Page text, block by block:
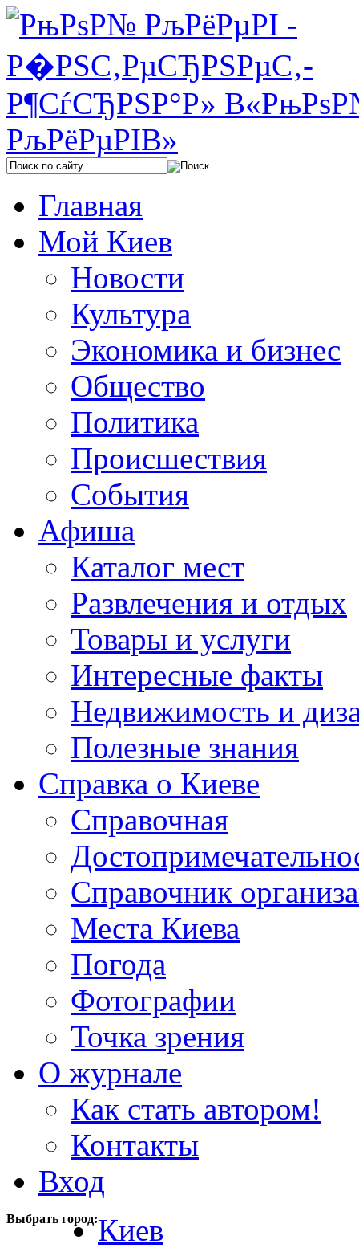
Главная
Мой Киев
Новости
Культура
Экономика и бизнес
Общество
Политика
Происшествия
События
Афиша
Каталог мест
Развлечения и отдых
Товары и услуги
Интересные факты
Недвижимость и
Полезные знания
Справка о Киеве
Справочная
Справочник
Места Киева
Погода
Фотографии
Точка зрения
О журнале
Как стать автором!
Контакты
Вход
Выбрать город:Киев